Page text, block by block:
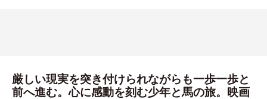
厳しい現実を突き付けられながらも一歩一歩と
前へ進む。心に感動を刻む少年と馬の旅。映画